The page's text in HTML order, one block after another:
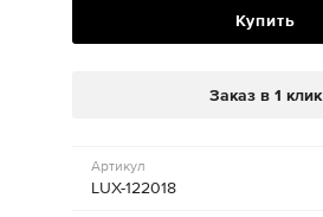
Купить
Заказ в 1 клик
Артикул
LUX-122018